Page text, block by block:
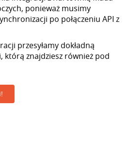
ponieważ musimy
po połączeniu API z
przesyłamy dokładną
którą znajdziesz również pod